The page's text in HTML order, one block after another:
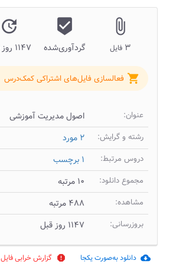
attach_file
۳ فایل
beenhere
گردآوری‌شده
update
۱۱۴۷ روز قبل
shopping_cart فعالسازی فایل‌های اشتراکی کمک‌درس
عنوان: اصول مدیریت آموزشی
رشته و گرایش: ۲ مورد
دروس مرتبط: ۱ برچسب
مجموع دانلود: ۱۰ مرتبه
مشاهده: ۴۸۸ مرتبه
بروزرسانی: ۱۱۴۷ روز قبل
cloud_download دانلود به‌صورت یکجا report گزارش خرابی فایل